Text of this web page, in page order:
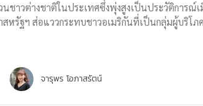
นชาวต่างชาติในประเทศซึ่งพุ่งสูงเป็นประวัติการ
หรัฐฯ ส่อแววกระทบชาวอเมริกันที่เป็นกลุ่มผู้บริโ
จารุพร โอภาสรัตน์